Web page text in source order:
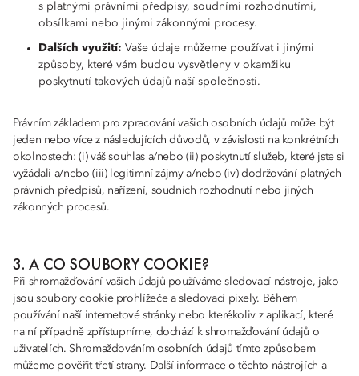
s platnými právními předpisy, soudními rozhodnutími,
obsílkami nebo jinými zákonnými procesy.
Dalších využití: Vaše údaje můžeme používat i jinými
způsoby, které vám budou vysvětleny v okamžiku
poskytnutí takových údajů naší společnosti.
Právním základem pro zpracování vašich osobních údajů může být
jeden nebo více z následujících důvodů, v závislosti na konkrétních
okolnostech: (i) váš souhlas a/nebo (ii) poskytnutí služeb, které jste si
vyžádali a/nebo (iii) legitimní zájmy a/nebo (iv) dodržování platných
právních předpisů, nařízení, soudních rozhodnutí nebo jiných
zákonných procesů.
3. A CO SOUBORY COOKIE?
Při shromažďování vašich údajů používáme sledovací nástroje, jako
jsou soubory cookie prohlížeče a sledovací pixely. Během
používání naší internetové stránky nebo kterékoliv z aplikací, které
na ní případně zpřístupníme, dochází k shromažďování údajů o
uživatelích. Shromažďováním osobních údajů tímto způsobem
můžeme pověřit třetí strany. Další informace o těchto nástrojích a